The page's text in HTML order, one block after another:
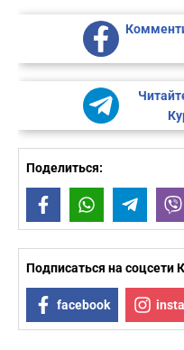
Поделиться:
FacebookWhatsApp
Подписаться на соцсети
facebook